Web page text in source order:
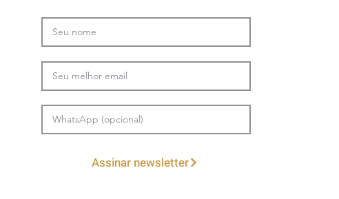
Assinar newsletter